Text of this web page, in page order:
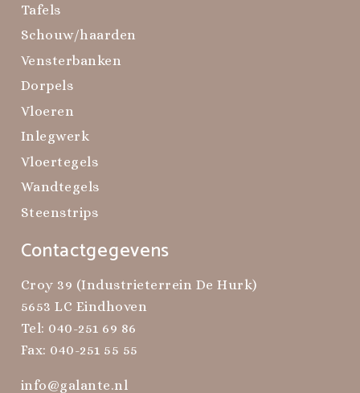
Tafels
Schouw/haarden
Vensterbanken
Dorpels
Vloeren
Inlegwerk
Vloertegels
Wandtegels
Steenstrips
Contactgegevens
Croy 39 (Industrieterrein De Hurk)
5653 LC Eindhoven
Tel: 040-251 69 86
Fax: 040-251 55 55
info@galante.nl